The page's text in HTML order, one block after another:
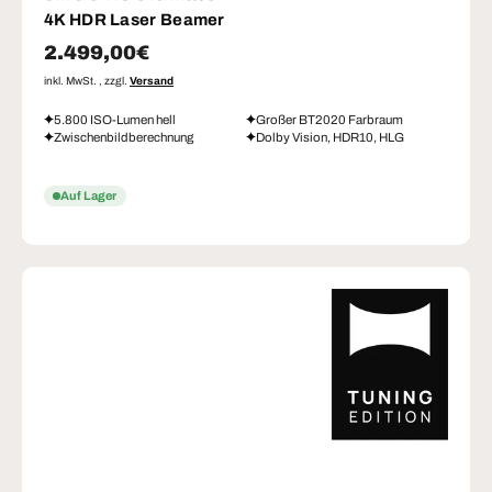
4K HDR Laser Beamer
Normaler Preis
2.499,00€
inkl. MwSt. , zzgl. Versand
5.800 ISO-Lumen hell
Großer BT2020 Farbraum
Zwischenbildberechnung
Dolby Vision, HDR10, HLG
Auf Lager